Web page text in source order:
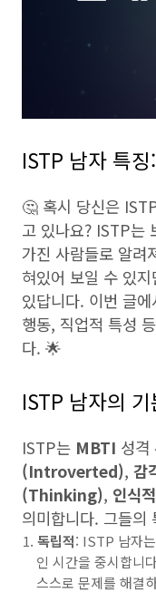
ISTP 남자 특
🤔 혹시 당신은
고 있나요? ISTP는
가진 사람들로 알려
혀있어 보일 수 있
있답니다. 이번 글
행동, 직업적 특성
다. 🌟
ISTP 남자의 기
ISTP는 MBTI 성격
(Introverted), 감
(Thinking), 인식
의미합니다. 그들의
독립적: ISTP 남자
인 시간을 중시합니
스스로 문제를 해결